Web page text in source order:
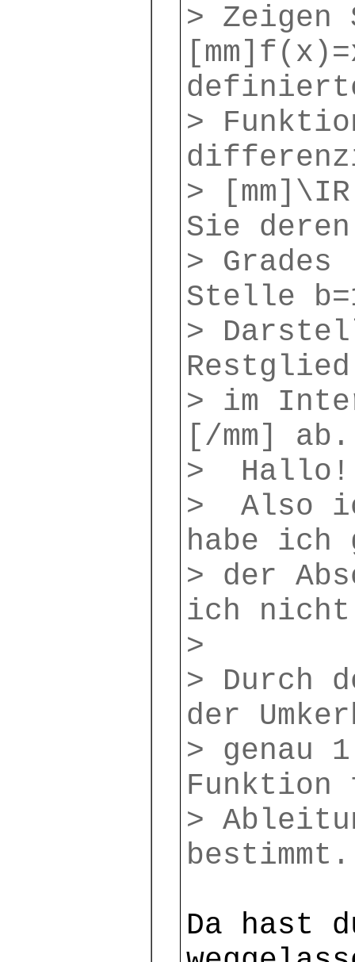
> Zeigen
>
>
Sie
>
Stelle
>
> im
[/mm] ab.
> Hallo!
> Also
habe
> der
ich
>
> Durch
der
> genau
>
bestimmt.
Da hast